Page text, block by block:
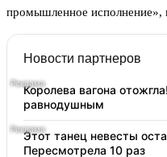
промышленное исполнение»,
Новости партнеров
Королева вагона
равнодушным
Этот танец невесты
Пересмотрела 10 раз